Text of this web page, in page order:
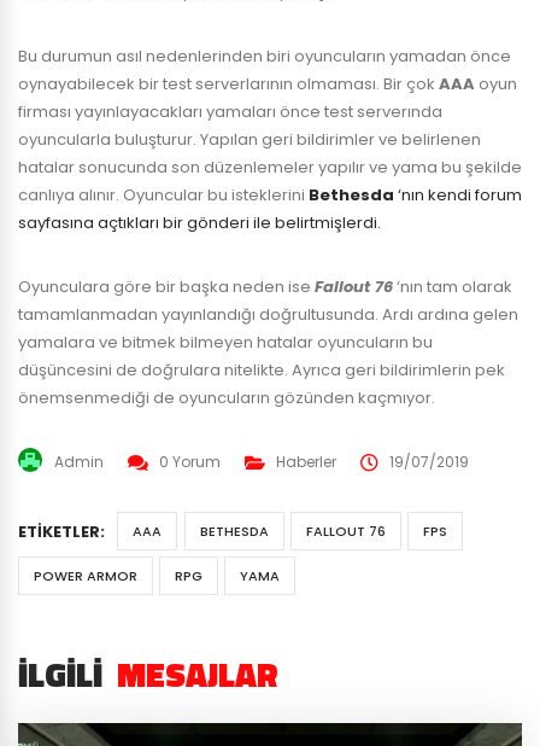
Bu durumun asıl nedenlerinden biri oyuncuların yamadan önce
oynayabilecek bir test serverlarının olmaması. Bir çok AAA oyun
firması yayınlayacakları yamaları önce test serverında
oyuncularla buluşturur. Yapılan geri bildirimler ve belirlenen
hatalar sonucunda son düzenlemeler yapılır ve yama bu şekilde
canlıya alınır. Oyuncular bu isteklerini Bethesda ‘nın kendi forum
sayfasına açtıkları bir gönderi ile belirtmişlerdi.
Oyunculara göre bir başka neden ise Fallout 76‘nın tam olarak
tamamlanmadan yayınlandığı doğrultusunda. Ardı ardına gelen
yamalara ve bitmek bilmeyen hatalar oyuncuların bu
düşüncesini de doğrulara nitelikte. Ayrıca geri bildirimlerin pek
önemsenmediği de oyuncuların gözünden kaçmıyor.
Admin 0 Yorum Haberler 19/07/2019
ETIKETLER: AAA BETHESDA FALLOUT 76 FPS
POWER ARMOR RPG YAMA
İLGILI MESAJLAR